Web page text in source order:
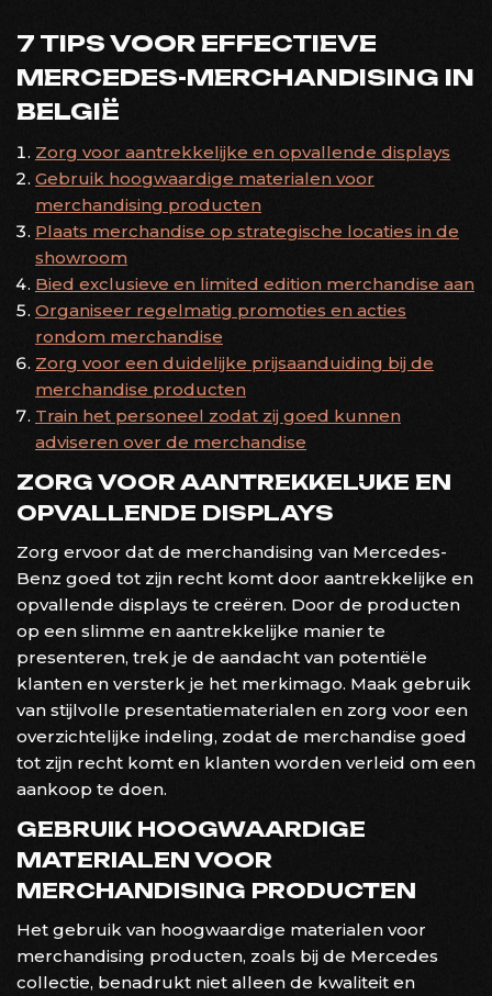
7 TIPS VOOR EFFECTIEVE
MERCEDES-MERCHANDISING IN
BELGIË
Zorg voor aantrekkelijke en opvallende displays
Gebruik hoogwaardige materialen voor
merchandising producten
Plaats merchandise op strategische locaties in de
showroom
Bied exclusieve en limited edition merchandise aan
Organiseer regelmatig promoties en acties
rondom merchandise
Zorg voor een duidelijke prijsaanduiding bij de
merchandise producten
Train het personeel zodat zij goed kunnen
adviseren over de merchandise
ZORG VOOR AANTREKKELIJKE EN
OPVALLENDE DISPLAYS
Zorg ervoor dat de merchandising van Mercedes-
Benz goed tot zijn recht komt door aantrekkelijke en
opvallende displays te creëren. Door de producten
op een slimme en aantrekkelijke manier te
presenteren, trek je de aandacht van potentiële
klanten en versterk je het merkimago. Maak gebruik
van stijlvolle presentatiematerialen en zorg voor een
overzichtelijke indeling, zodat de merchandise goed
tot zijn recht komt en klanten worden verleid om een
aankoop te doen.
GEBRUIK HOOGWAARDIGE
MATERIALEN VOOR
MERCHANDISING PRODUCTEN
Het gebruik van hoogwaardige materialen voor
merchandising producten, zoals bij de Mercedes
collectie, benadrukt niet alleen de kwaliteit en